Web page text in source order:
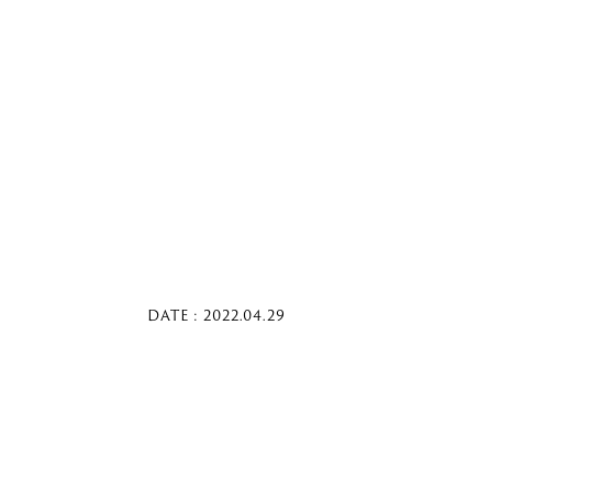
DATE : 2022.04.29